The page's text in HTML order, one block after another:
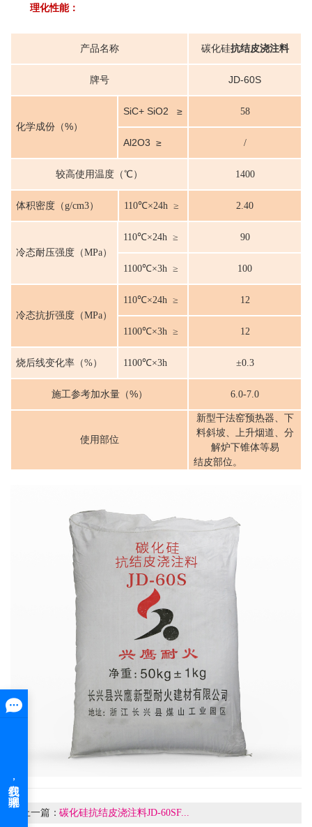
理化性能：
产品名称 碳化硅抗结皮浇注料
牌号 JD-60S
化学成份（%）
SiC+ SiO2 ≥ 58
Al2O3 ≥ /
较高使用温度（℃） 1400
体积密度（g/cm3） 110℃×24h ≥ 2.40
冷态耐压强度（MPa）
110℃×24h ≥ 90
1100℃×3h ≥ 100
冷态抗折强度（MPa）
110℃×24h ≥ 12
1100℃×3h ≥ 12
烧后线变化率（%） 1100℃×3h ±0.3
施工参考加水量（%） 6.0-7.0
使用部位
新型干法窑预热器、下
料斜坡、上升烟道、分
解炉下锥体等易
结皮部位。
上一篇：碳化硅抗结皮浇注料​JD-60SF...